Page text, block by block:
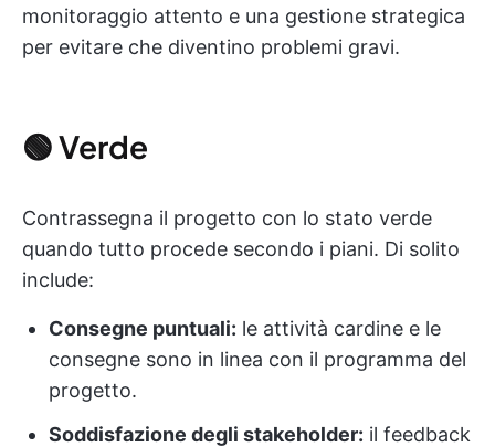
monitoraggio attento e una gestione strategica
per evitare che diventino problemi gravi.
🟢 Verde
Contrassegna il progetto con lo stato verde
quando tutto procede secondo i piani. Di solito
include:
Consegne puntuali: le attività cardine e le
consegne sono in linea con il programma del
progetto.
Soddisfazione degli stakeholder: il feedback